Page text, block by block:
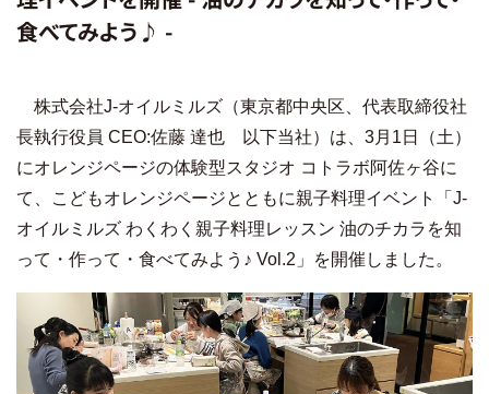
食べてみよう♪ -
株式会社J-オイルミルズ（東京都中央区、代表取締役社
長執行役員 CEO:佐藤 達也 以下当社）は、3月1日（土）
にオレンジページの体験型スタジオ コトラボ阿佐ヶ谷に
て、こどもオレンジページとともに親子料理イベント「J-
オイルミルズ わくわく親子料理レッスン 油のチカラを知
って・作って・食べてみよう♪ Vol.2」を開催しました。